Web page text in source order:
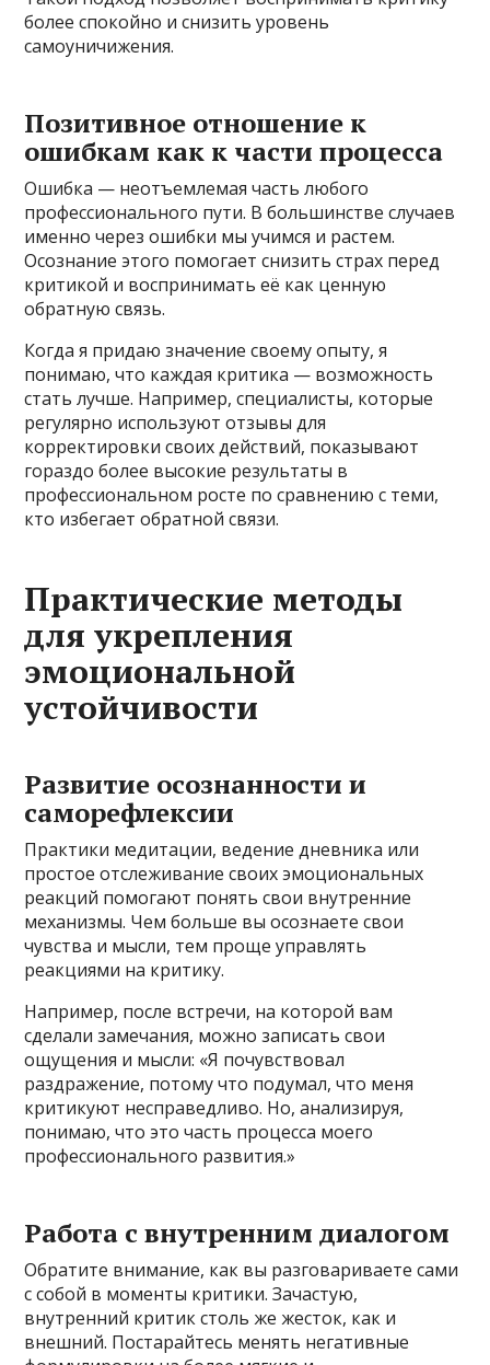
более спокойно и снизить уровень
самоуничижения.
Позитивное отношение к
ошибкам как к части процесса
Ошибка — неотъемлемая часть любого
профессионального пути. В большинстве случаев
именно через ошибки мы учимся и растем.
Осознание этого помогает снизить страх перед
критикой и воспринимать её как ценную
обратную связь.
Когда я придаю значение своему опыту, я
понимаю, что каждая критика — возможность
стать лучше. Например, специалисты, которые
регулярно используют отзывы для
корректировки своих действий, показывают
гораздо более высокие результаты в
профессиональном росте по сравнению с теми,
кто избегает обратной связи.
Практические методы
для укрепления
эмоциональной
устойчивости
Развитие осознанности и
саморефлексии
Практики медитации, ведение дневника или
простое отслеживание своих эмоциональных
реакций помогают понять свои внутренние
механизмы. Чем больше вы осознаете свои
чувства и мысли, тем проще управлять
реакциями на критику.
Например, после встречи, на которой вам
сделали замечания, можно записать свои
ощущения и мысли: «Я почувствовал
раздражение, потому что подумал, что меня
критикуют несправедливо. Но, анализируя,
понимаю, что это часть процесса моего
профессионального развития.»
Работа с внутренним диалогом
Обратите внимание, как вы разговариваете сами
с собой в моменты критики. Зачастую,
внутренний критик столь же жесток, как и
внешний. Постарайтесь менять негативные